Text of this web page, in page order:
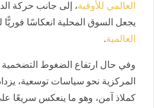
العالمي للأوقية، إلى جانب حركة
يجعل السوق المحلية انعكاسًا فوريًّا
العالمية.
وفي حال ارتفاع الضغوط التضخمية
المركزية نحو سياسات توسعية،
كملاذ آمن، وهو ما ينعكس سريعًا